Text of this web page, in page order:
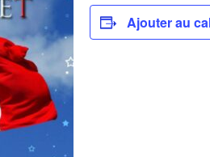
Ajouter au